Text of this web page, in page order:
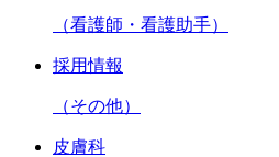
（看護師・看護助手）
採用情報
（その他）
皮膚科